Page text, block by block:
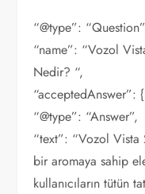
“@type”:
“name”: “Vozol
Nedir? “,
“acceptedAnswer”: {
“@type”: “Answer”,
“text”: “Vozol
bir aromaya sahip
kullanıcıların tütün